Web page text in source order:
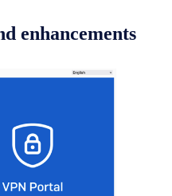
enhancements